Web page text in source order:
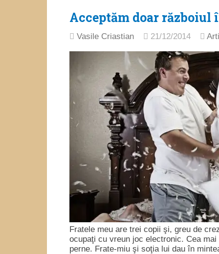
Acceptăm doar războiul
Vasile Criastian 21/12/2014
Fratele meu are trei copii şi, greu de
ocupaţi cu vreun joc electronic. Cea
perne. Frate-miu şi soţia lui dau în